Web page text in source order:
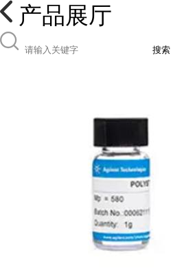
产品展厅
搜索